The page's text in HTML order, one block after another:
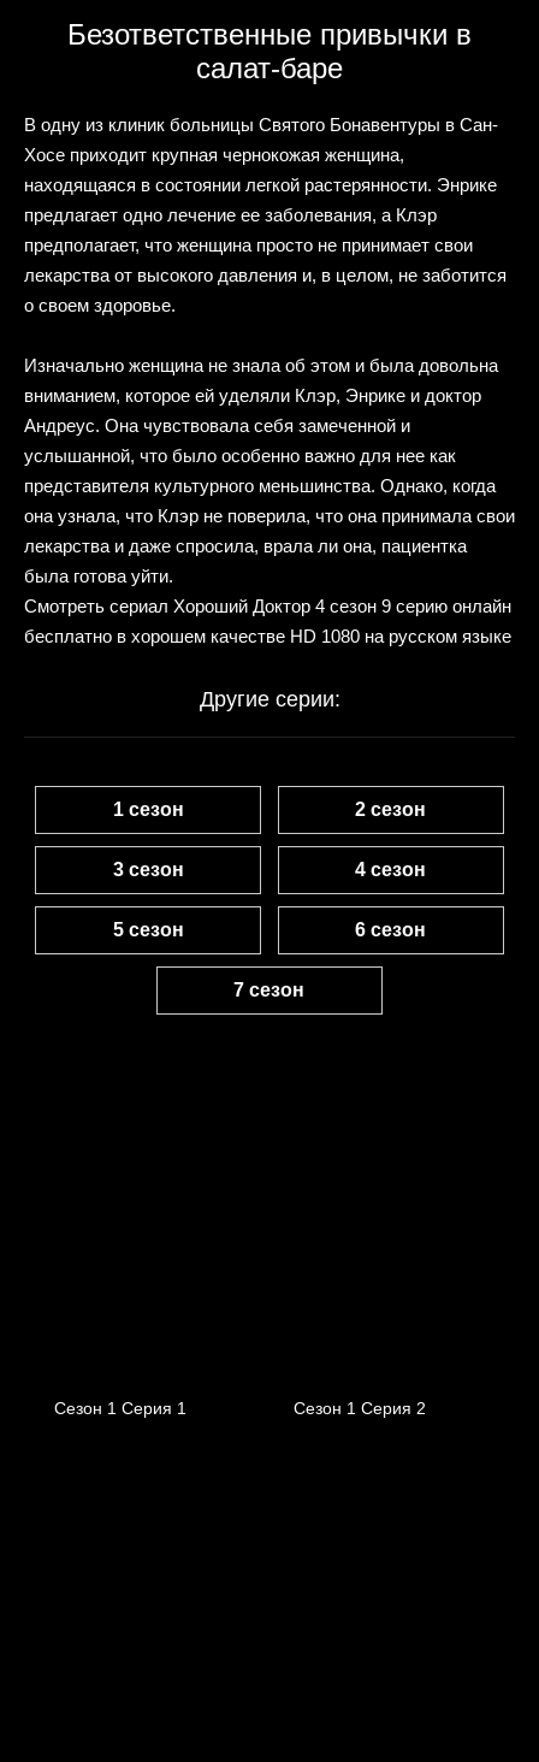
Безответственные привычки в
салат-баре
В одну из клиник больницы Святого Бонавентуры в Сан-
Хосе приходит крупная чернокожая женщина,
находящаяся в состоянии легкой растерянности. Энрике
предлагает одно лечение ее заболевания, а Клэр
предполагает, что женщина просто не принимает свои
лекарства от высокого давления и, в целом, не заботится
о своем здоровье.
Изначально женщина не знала об этом и была довольна
вниманием, которое ей уделяли Клэр, Энрике и доктор
Андреус. Она чувствовала себя замеченной и
услышанной, что было особенно важно для нее как
представителя культурного меньшинства. Однако, когда
она узнала, что Клэр не поверила, что она принимала свои
лекарства и даже спросила, врала ли она, пациентка
была готова уйти.
Смотреть сериал Хороший Доктор 4 сезон 9 серию онлайн
бесплатно в хорошем качестве HD 1080 на русском языке
Другие серии:
1 сезон 2 сезон
3 сезон 4 сезон
5 сезон 6 сезон
7 сезон
Сезон 1 Серия 1 Сезон 1 Серия 2